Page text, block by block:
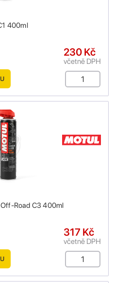
400ml
230 Kč
včetně DPH
Road C3 400ml
317 Kč
včetně DPH